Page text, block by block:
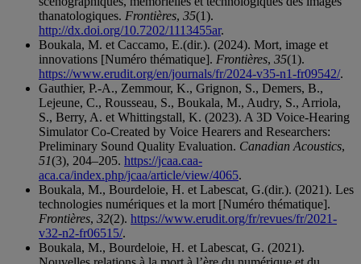
thanatologiques. Frontières, 35(1).
http://dx.doi.org/10.7202/1113455ar.
Boukala, M. et Caccamo, E.(dir.). (2024). Mort, image et
innovations [Numéro thématique]. Frontières, 35(1).
https://www.erudit.org/en/journals/fr/2024-v35-n1-fr09542/.
Gauthier, P.-A., Zemmour, K., Grignon, S., Demers, B.,
Lejeune, C., Rousseau, S., Boukala, M., Audry, S., Arriola,
S., Berry, A. et Whittingstall, K. (2023). A 3D Voice-Hearing
Simulator Co-Created by Voice Hearers and Researchers:
Preliminary Sound Quality Evaluation. Canadian Acoustics,
51(3), 204–205. https://jcaa.caa-
aca.ca/index.php/jcaa/article/view/4065.
Boukala, M., Bourdeloie, H. et Labescat, G.(dir.). (2021). Les
technologies numériques et la mort [Numéro thématique].
Frontières, 32(2). https://www.erudit.org/fr/revues/fr/2021-
v32-n2-fr06515/.
Boukala, M., Bourdeloie, H. et Labescat, G. (2021).